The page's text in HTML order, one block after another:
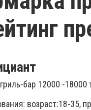
бар 12000 -18000
возраст:18-35,